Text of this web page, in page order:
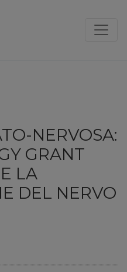
NERVOSA:
GRANT
LA
DEL NERVO